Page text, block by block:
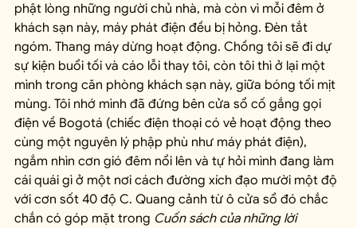
phật lòng những người chủ nhà, mà còn vì mỗi đêm ở
khách sạn này, máy phát điện đều bị hỏng. Đèn tắt
ngóm. Thang máy dừng hoạt động. Chồng tôi sẽ đi dự
sự kiện buổi tối và cáo lỗi thay tôi, còn tôi thì ở lại một
mình trong căn phòng khách sạn này, giữa bóng tối mịt
mùng. Tôi nhớ mình đã đứng bên cửa sổ cố gắng gọi
điện về Bogotá (chiếc điện thoại có vẻ hoạt động theo
cùng một nguyên lý phập phù như máy phát điện),
ngắm nhìn cơn gió đêm nổi lên và tự hỏi mình đang làm
cái quái gì ở một nơi cách đường xích đạo mười một độ
với cơn sốt 40 độ C. Quang cảnh từ ô cửa sổ đó chắc
chắn có góp mặt trong Cuốn sách của những lời